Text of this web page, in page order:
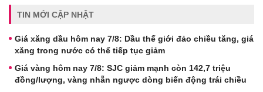
TIN MỚI CẬP NHẬT
Giá xăng dầu hôm nay 7/8: Dầu thế giới đảo chiều tăng, giá
xăng trong nước có thể tiếp tục giảm
Giá vàng hôm nay 7/8: SJC giảm mạnh còn 142,7 triệu
đồng/lượng, vàng nhẫn ngược dòng biến động trái chiều